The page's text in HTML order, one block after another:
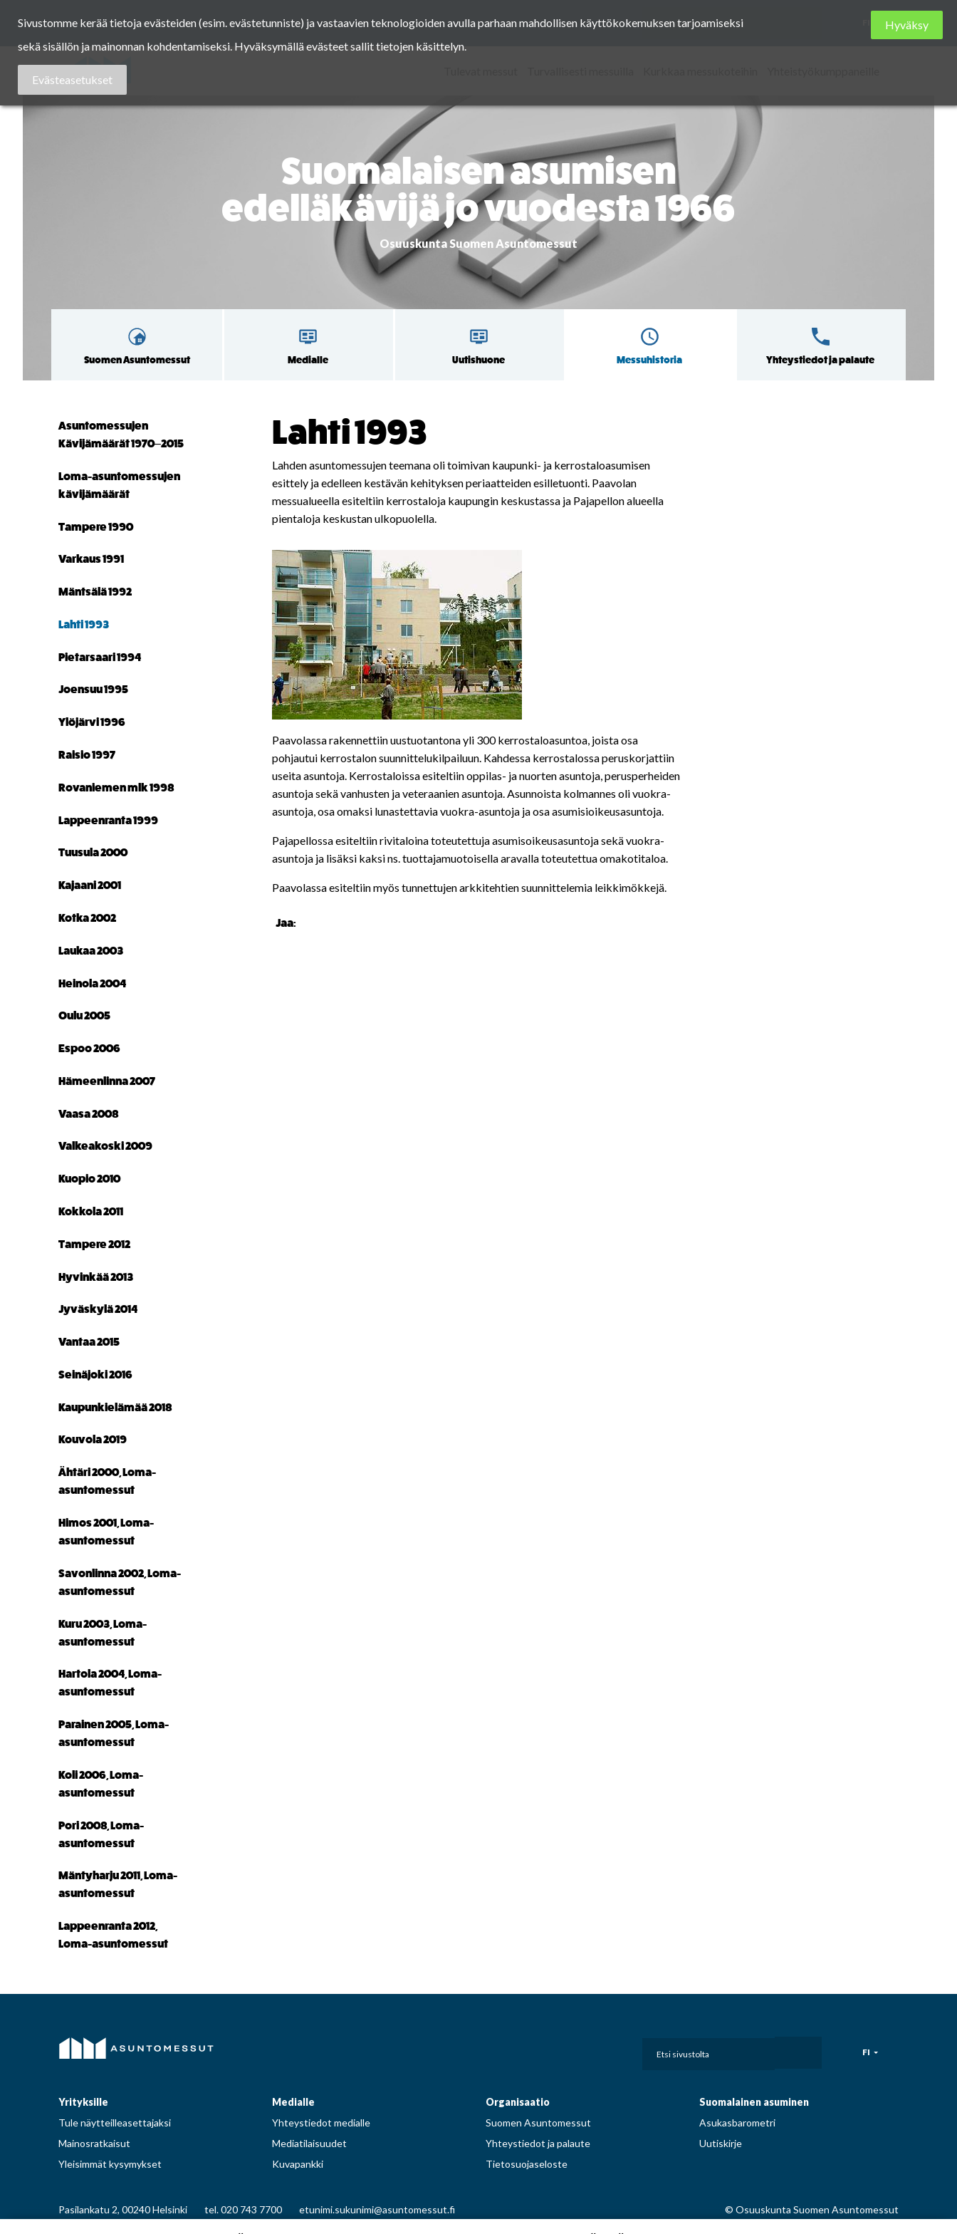
content
sivustolta
Asuntomessut
Suomalaisen asumisen
edelläkävijä jo vuodesta 1966
Osuuskunta Suomen Asuntomessut
Suomen Asuntomessut Medialle Uutishuone Messuhistoria Yhteystiedot ja palaute
Lahti 1993
Lahden asuntomessujen teemana oli toimivan kaupunki- ja kerrostaloasumisen
esittely ja edelleen kestävän kehityksen periaatteiden esilletuonti. Paavolan
messualueella esiteltiin kerrostaloja kaupungin keskustassa ja Pajapellon alueella
pientaloja keskustan ulkopuolella.
Paavolassa rakennettiin uustuotantona yli 300 kerrostaloasuntoa, joista osa
pohjautui kerrostalon suunnittelukilpailuun. Kahdessa kerrostalossa peruskorjattiin
useita asuntoja. Kerrostaloissa esiteltiin oppilas- ja nuorten asuntoja, perusperheiden
asuntoja sekä vanhusten ja veteraanien asuntoja. Asunnoista kolmannes oli vuokra-
asuntoja, osa omaksi lunastettavia vuokra-asuntoja ja osa asumisioikeusasuntoja.
Pajapellossa esiteltiin rivitaloina toteutettuja asumisoikeusasuntoja sekä vuokra-
asuntoja ja lisäksi kaksi ns. tuottajamuotoisella aravalla toteutettua omakotitaloa.
Paavolassa esiteltiin myös tunnettujen arkkitehtien suunnittelemia leikkimökkejä.
Jaa:
Asuntomessujen
Kävijämäärät 1970–2015
Loma-asuntomessujen
kävijämäärät
Tampere 1990
Varkaus 1991
Mäntsälä 1992
Lahti 1993
Pietarsaari 1994
Joensuu 1995
Ylöjärvi 1996
Raisio 1997
Rovaniemen mlk 1998
Lappeenranta 1999
Tuusula 2000
Kajaani 2001
Kotka 2002
Laukaa 2003
Heinola 2004
Oulu 2005
Espoo 2006
Hämeenlinna 2007
Vaasa 2008
Valkeakoski 2009
Kuopio 2010
Kokkola 2011
Tampere 2012
Hyvinkää 2013
Jyväskylä 2014
Vantaa 2015
Seinäjoki 2016
Kaupunkielämää 2018
Kouvola 2019
Ähtäri 2000, Loma-
asuntomessut
Himos 2001, Loma-
asuntomessut
Savonlinna 2002, Loma-
asuntomessut
Kuru 2003, Loma-
asuntomessut
Hartola 2004, Loma-
asuntomessut
Parainen 2005, Loma-
asuntomessut
Koli 2006, Loma-
asuntomessut
Pori 2008, Loma-
asuntomessut
Mäntyharju 2011, Loma-
asuntomessut
Lappeenranta 2012,
Loma-asuntomessut
sivustolta
FI
Yrityksille
Tule näytteilleasettajaksi
Mainosratkaisut
Yleisimmät kysymykset
Medialle
Yhteystiedot medialle
Mediatilaisuudet
Kuvapankki
Organisaatio
Suomen Asuntomessut
Yhteystiedot ja palaute
Tietosuojaseloste
Suomalainen asuminen
Asukasbarometri
Uutiskirje
Pasilankatu 2, 00240 Helsinki tel. 020 743 7700 etunimi.sukunimi@asuntomessut.fi © Osuuskunta Suomen Asuntomessut
Sivustomme kerää tietoja evästeiden (esim. evästetunniste) ja vastaavien teknologioiden avulla parhaan mahdollisen käyttökokemuksen tarjoamiseksi
sekä sisällön ja mainonnan kohdentamiseksi. Hyväksymällä evästeet sallit tietojen käsittelyn.
Evästeasetukset
Hyväksy